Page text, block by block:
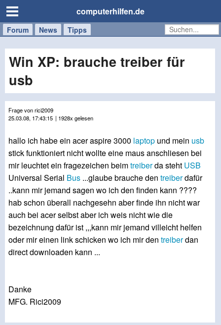
computerhilfen.de
Forum News Tipps
Handy
Tablet
Windows
Mac
Win XP: brauche treiber für
usb
Frage von rici2009
25.03.08, 17:43:15 | 1928x gelesen
hallo ich habe ein acer aspire 3000 laptop und mein usb
stick funktioniert nicht wollte eine maus anschliesen bei
mir leuchtet ein fragezeichen beimtreiberda steht USB
Universal Serial Bus ...glaube brauche den treiberdafür
..kann mir jemand sagen wo ich den finden kann ????
hab schon überall nachgesehn aber finde ihn nicht war
auch bei acer selbst aber ich weis nicht wie die
bezeichnung dafür ist ,,,kann mir jemand villeicht helfen
oder mir einen link schicken wo ich mir den treiberdan
direct downloaden kann ...
Danke
MFG. Rici2009